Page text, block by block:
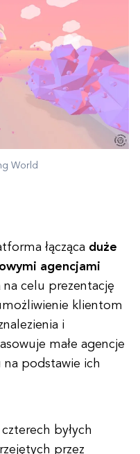
World
łącząca duże
agencjami
na celu prezentację
klientom
i
małe agencje
podstawie ich
byłych
przez